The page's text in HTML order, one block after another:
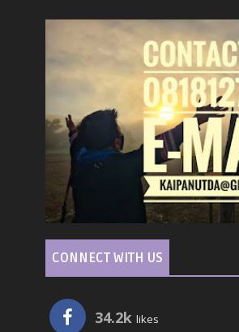
CONNECT WITH US
34.2k likes